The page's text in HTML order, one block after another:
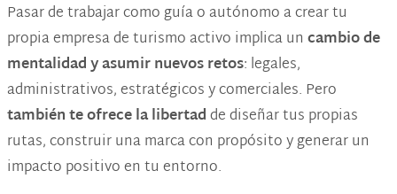
Pasar de trabajar como guía o autónomo a crear tu
propia empresa de turismo activo implica un cambio de
mentalidad y asumir nuevos retos: legales,
administrativos, estratégicos y comerciales. Pero
también te ofrece la libertadde diseñar tus propias
rutas, construir una marca con propósito y generar un
impacto positivo en tu entorno.